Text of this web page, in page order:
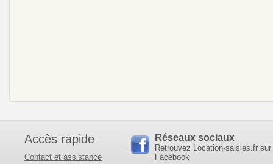
Accès rapide
Contact et assistance
Réseaux sociaux
Retrouvez Location-saisies.fr sur
Facebook